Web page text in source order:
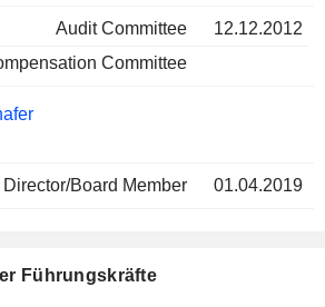
Audit Committee
12.12.2012
Committee
Director/Board Member 01.04.2019
Führungskräfte